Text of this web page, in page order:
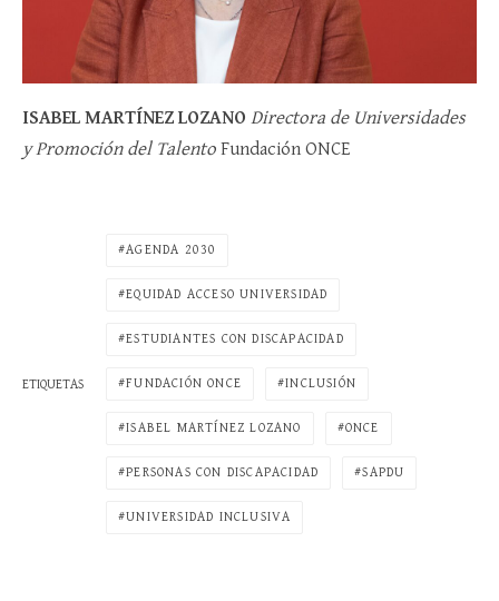
ISABEL MARTÍNEZ LOZANO Directora de Universidades
y Promoción del Talento Fundación ONCE
ETIQUETAS
AGENDA 2030
EQUIDAD ACCESO UNIVERSIDAD
ESTUDIANTES CON DISCAPACIDAD
FUNDACIÓN ONCE INCLUSIÓN
ISABEL MARTÍNEZ LOZANO ONCE
PERSONAS CON DISCAPACIDAD SAPDU
UNIVERSIDAD INCLUSIVA